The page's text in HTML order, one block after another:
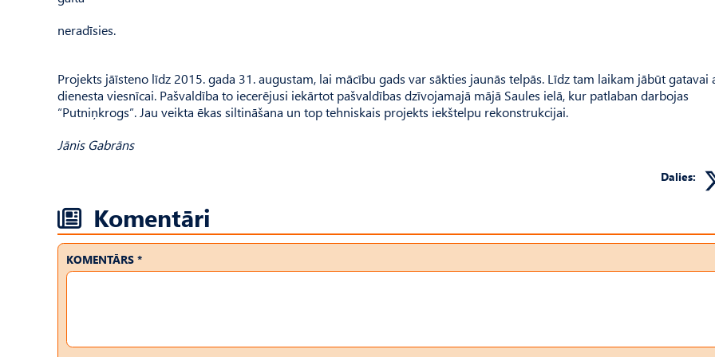
neradīsies.
Projekts jāīsteno līdz 2015. gada 31. augustam, lai mācību gads var sākties jaunās telpās. Līdz tam laikam jābūt gatavai
dienesta viesnīcai. Pašvaldība to iecerējusi iekārtot pašvaldības dzīvojamajā mājā Saules ielā, kur patlaban darbojas
“Putniņkrogs”. Jau veikta ēkas siltināšana un top tehniskais projekts iekštelpu rekonstrukcijai.
Jānis Gabrāns
Dalies:
Komentāri
KOMENTĀRS *